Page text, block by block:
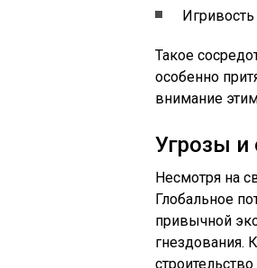
Такое
особенно
внимание
Угрозы и
Несмотря на
Глобальное
привычной
гнездования.